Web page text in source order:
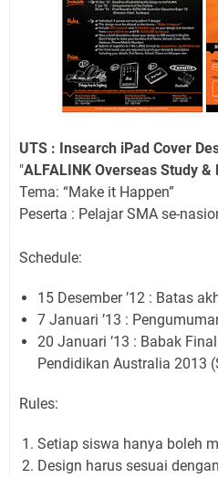
UTS : Insearch iPad Cover
"ALFALINK Overseas Study &
Tema: “Make it Happen”
Peserta : Pelajar SMA se-
Schedule:
15 Desember ’12 : Batas
7 Januari ’13 :
20 Januari ’13 : Babak
Pendidikan Australia 2013
Rules:
Setiap siswa hanya boleh
Design harus sesuai